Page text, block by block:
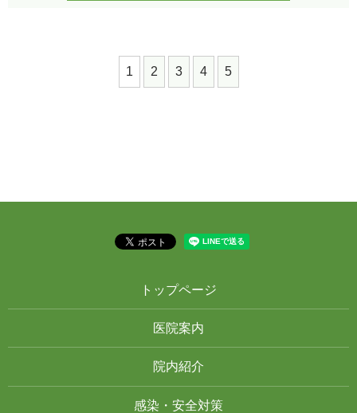
1 2 3 4 5
トップページ
医院案内
院内紹介
感染・安全対策